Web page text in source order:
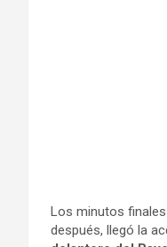
Los minutos
después, llegó la